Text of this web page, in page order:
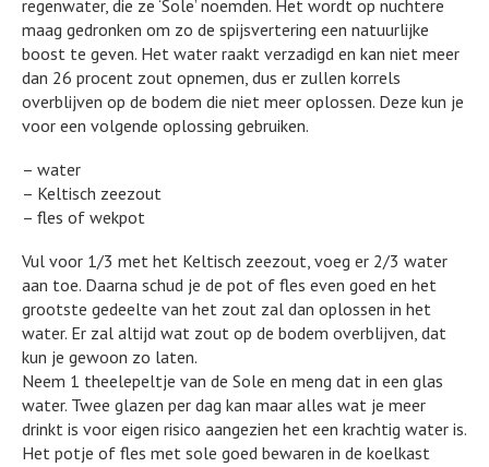
regenwater, die ze ‘Sole’ noemden. Het wordt op nuchtere
maag gedronken om zo de spijsvertering een natuurlijke
boost te geven. Het water raakt verzadigd en kan niet meer
dan 26 procent zout opnemen, dus er zullen korrels
overblijven op de bodem die niet meer oplossen. Deze kun je
voor een volgende oplossing gebruiken.
– water
– Keltisch zeezout
– fles of wekpot
Vul voor 1/3 met het Keltisch zeezout, voeg er 2/3 water
aan toe. Daarna schud je de pot of fles even goed en het
grootste gedeelte van het zout zal dan oplossen in het
water. Er zal altijd wat zout op de bodem overblijven, dat
kun je gewoon zo laten.
Neem 1 theelepeltje van de Sole en meng dat in een glas
water. Twee glazen per dag kan maar alles wat je meer
drinkt is voor eigen risico aangezien het een krachtig water is.
Het potje of fles met sole goed bewaren in de koelkast